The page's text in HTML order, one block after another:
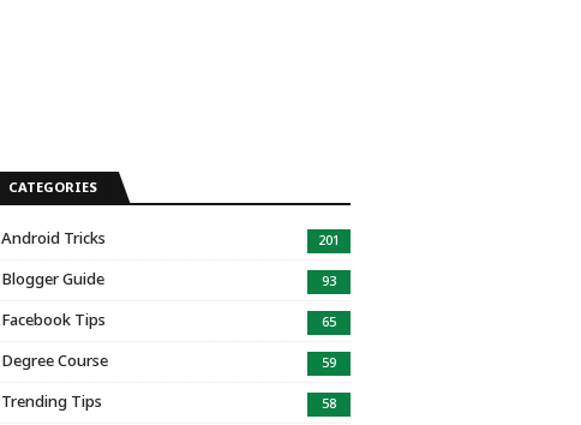
CATEGORIES
Android Tricks 201
Blogger Guide 93
Facebook Tips 65
Degree Course 59
Trending Tips 58